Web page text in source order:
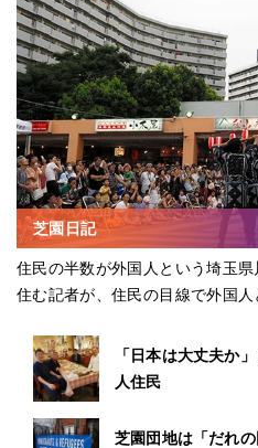
芝園日記
住民の半数が外国人という埼玉
住む記者が、住民の目線で外国人
「日本は大丈夫か
人住民
芝園団地は「だれ